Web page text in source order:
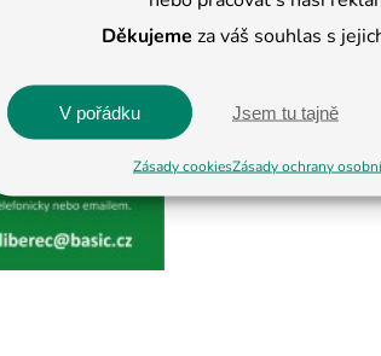
Děkujeme za váš souhlas s
V pořádku Jsem tu tajně
Zásady cookiesZásady ochrany